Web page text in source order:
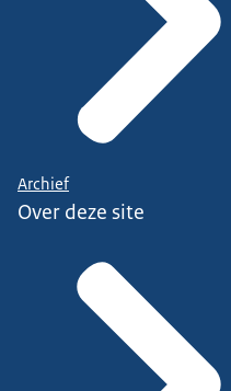
Archief
Over deze site